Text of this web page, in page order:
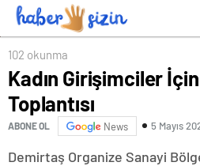
102 okunma
Kadın Girişimciler
Toplantısı
ABONE OL News 5 Mayıs
Demirtaş Organize Sanayi